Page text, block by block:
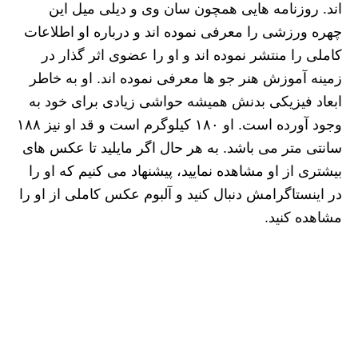
اند. روزنامه هایی همچون سان وی و دیلی میل این
چهره ورزشی را معرفی نموده اند و درباره او اطلاعات
کاملی را منتشر نموده اند و او را عضوی اثر گذار در
زمینه آموزش هنر جو ها معرفی نموده اند. او به خاطر
ابعاد فیزیکی بدنش همیشه حواشی زیادی برای خود به
وجود آورده است. او ۱۸۰ کیلوگرم است و قد او نیز ۱۸۸
سانتی متر می باشد. به هر حال اگر مایلید تا عکس های
بیشتری از او مشاهده نمایید، پیشنهاد می کنیم که او را
در اینستاگرامش دنبال کنید و آلبوم عکس کاملی از او را
مشاهده کنید.